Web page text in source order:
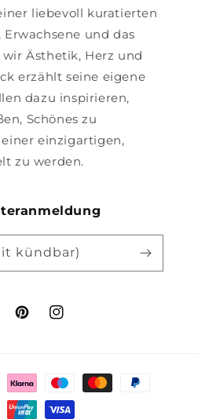
liebevoll kuratierten
und das
Ästhetik, Herz und
erzählt seine eigene
dazu inspirieren,
Schönes zu
einzigartigen,
zu werden.
kündbar)
PinterestInstagram